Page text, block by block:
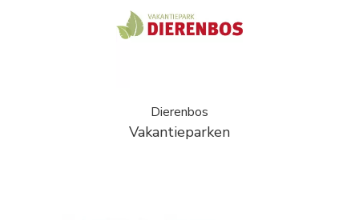
Dierenbos
Vakantieparken